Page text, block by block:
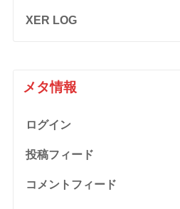
XER LOG
メタ情報
ログイン
投稿フィード
コメントフィード